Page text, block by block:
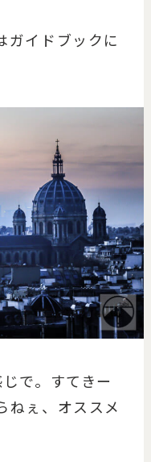
ガイドブックに
で。すてきー
ねぇ、オススメ